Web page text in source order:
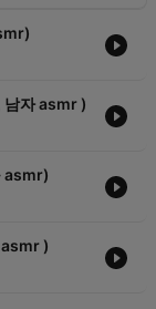
자 asmr )
asmr)
)